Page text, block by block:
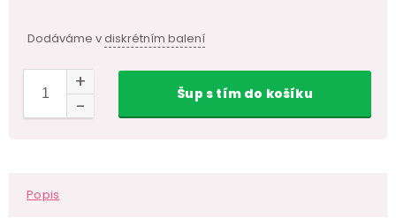
Dodáváme vdiskrétním balení
Šups tímdo košíku
Popis